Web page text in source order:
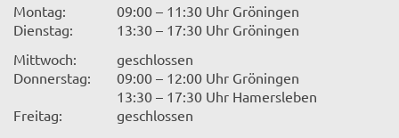
Montag:
09:00 – 11:30 Uhr Gröningen
Dienstag:
13:30 – 17:30 Uhr Gröningen
Mittwoch:
geschlossen
Donnerstag:
09:00 – 12:00 Uhr Gröningen
13:30 – 17:30 Uhr Hamersleben
Freitag:
geschlossen